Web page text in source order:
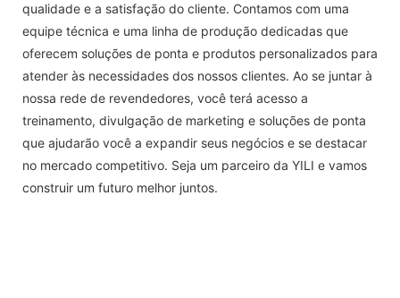
qualidade e a satisfação do cliente. Contamos com uma
equipe técnica e uma linha de produção dedicadas que
oferecem soluções de ponta e produtos personalizados para
atender às necessidades dos nossos clientes. Ao se juntar à
nossa rede de revendedores, você terá acesso a
treinamento, divulgação de marketing e soluções de ponta
que ajudarão você a expandir seus negócios e se destacar
no mercado competitivo. Seja um parceiro da YILI e vamos
construir um futuro melhor juntos.